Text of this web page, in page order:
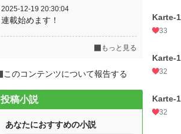
Karte-
33
Karte-
32
Karte-
32
2025-12-19 20:30:04
連載始めます！
もっと見る
このコンテンツについて報告する
投稿小説
あなたにおすすめの小説